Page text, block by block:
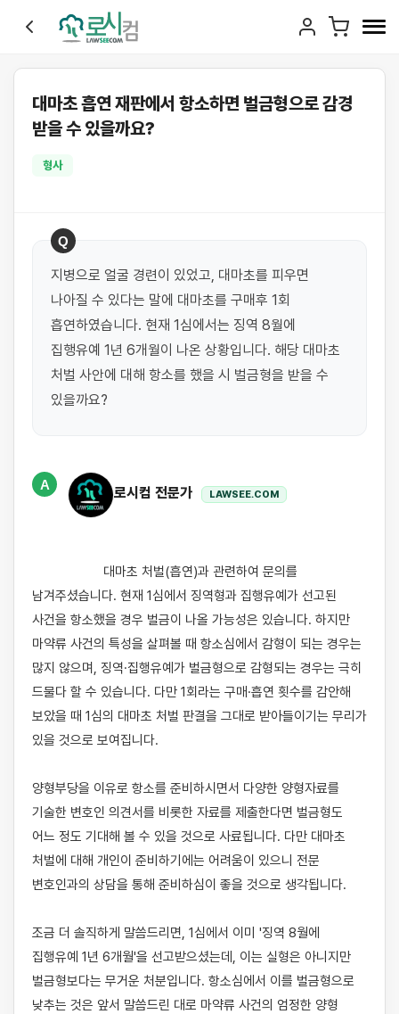
대마초 흡연 재판에서 항소하면 벌금형으로 감경
받을 수 있을까요?
형사
Q
지병으로 얼굴 경련이 있었고, 대마초를 피우면
나아질 수 있다는 말에 대마초를 구매후 1회
흡연하였습니다. 현재 1심에서는 징역 8월에
집행유예 1년 6개월이 나온 상황입니다. 해당 대마초
처벌 사안에 대해 항소를 했을 시 벌금형을 받을 수
있을까요?
A
로시컴 전문가 LAWSEE.COM
남겨주셨습니다. 현재 1심에서 징역형과 집행유예가 선고된
사건을 항소했을 경우 벌금이 나올 가능성은 있습니다. 하지만
마약류 사건의 특성을 살펴볼 때 항소심에서 감형이 되는 경우는
많지 않으며, 징역·집행유예가 벌금형으로 감형되는 경우는 극히
드물다 할 수 있습니다. 다만 1회라는 구매·흡연 횟수를 감안해
보았을 때 1심의 대마초 처벌 판결을 그대로 받아들이기는 무리가
있을 것으로 보여집니다.
양형부당을 이유로 항소를 준비하시면서 다양한 양형자료를
기술한 변호인 의견서를 비롯한 자료를 제출한다면 벌금형도
어느 정도 기대해 볼 수 있을 것으로 사료됩니다. 다만 대마초
처벌에 대해 개인이 준비하기에는 어려움이 있으니 전문
변호인과의 상담을 통해 준비하심이 좋을 것으로 생각됩니다.
조금 더 솔직하게 말씀드리면, 1심에서 이미 '징역 8월에
집행유예 1년 6개월'을 선고받으셨는데, 이는 실형은 아니지만
벌금형보다는 무거운 처분입니다. 항소심에서 이를 벌금형으로
낮추는 것은 앞서 말씀드린 대로 마약류 사건의 엄정한 양형